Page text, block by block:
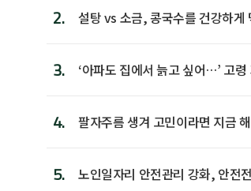
2. 설탕 vs 소금, 콩국수를 건강하게
3.
‘아파도 집에서 늙고 싶어…’ 고
4. 팔자주름 생겨 고민이라면 지금
5.
노인일자리 안전관리 강화, 안전